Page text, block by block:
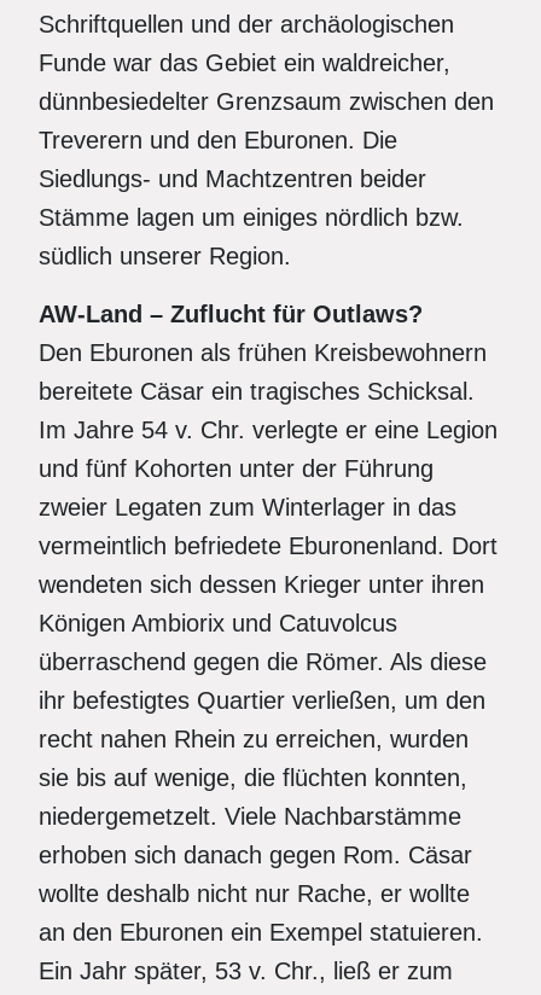
Schriftquellen und der archäologischen
Funde war das Gebiet ein waldreicher,
dünnbesiedelter Grenzsaum zwischen den
Treverern und den Eburonen. Die
Siedlungs- und Machtzentren beider
Stämme lagen um einiges nördlich bzw.
südlich unserer Region.
AW-Land – Zuflucht für Outlaws?
Den Eburonen als frühen Kreisbewohnern
bereitete Cäsar ein tragisches Schicksal.
Im Jahre 54 v. Chr. verlegte er eine Legion
und fünf Kohorten unter der Führung
zweier Legaten zum Winterlager in das
vermeintlich befriedete Eburonenland. Dort
wendeten sich dessen Krieger unter ihren
Königen Ambiorix und Catuvolcus
überraschend gegen die Römer. Als diese
ihr befestigtes Quartier verließen, um den
recht nahen Rhein zu erreichen, wurden
sie bis auf wenige, die flüchten konnten,
niedergemetzelt. Viele Nachbarstämme
erhoben sich danach gegen Rom. Cäsar
wollte deshalb nicht nur Rache, er wollte
an den Eburonen ein Exempel statuieren.
Ein Jahr später, 53 v. Chr., ließ er zum